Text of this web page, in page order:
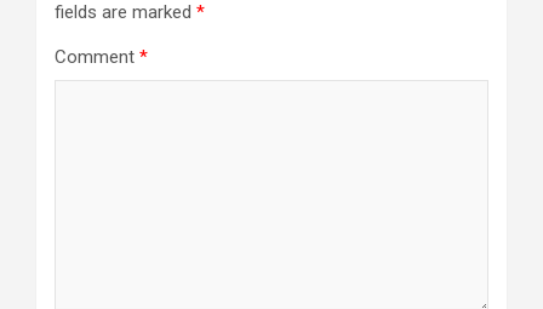
fields are marked *
Comment *